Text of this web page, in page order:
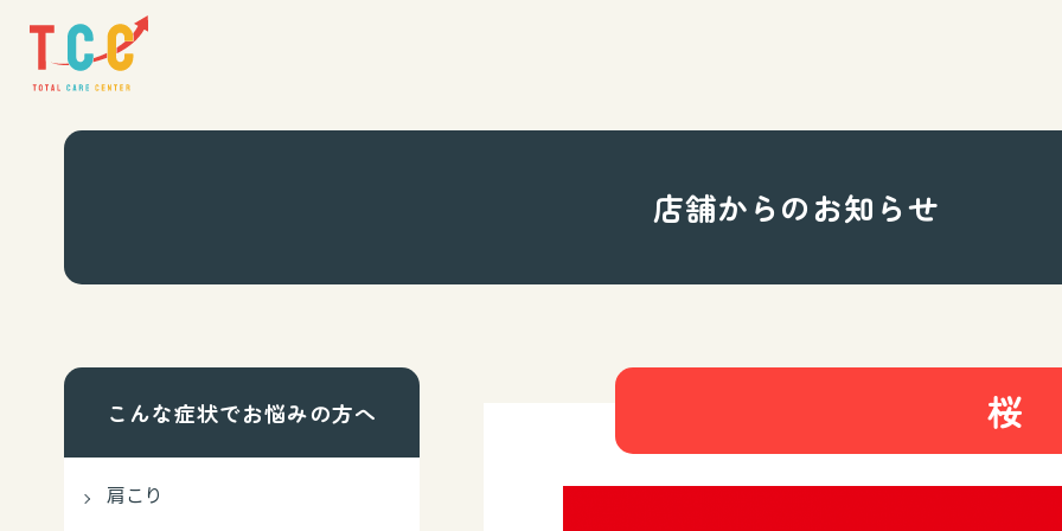
店舗からのお知らせ
桜
こんな症状でお悩みの方へ
肩こり